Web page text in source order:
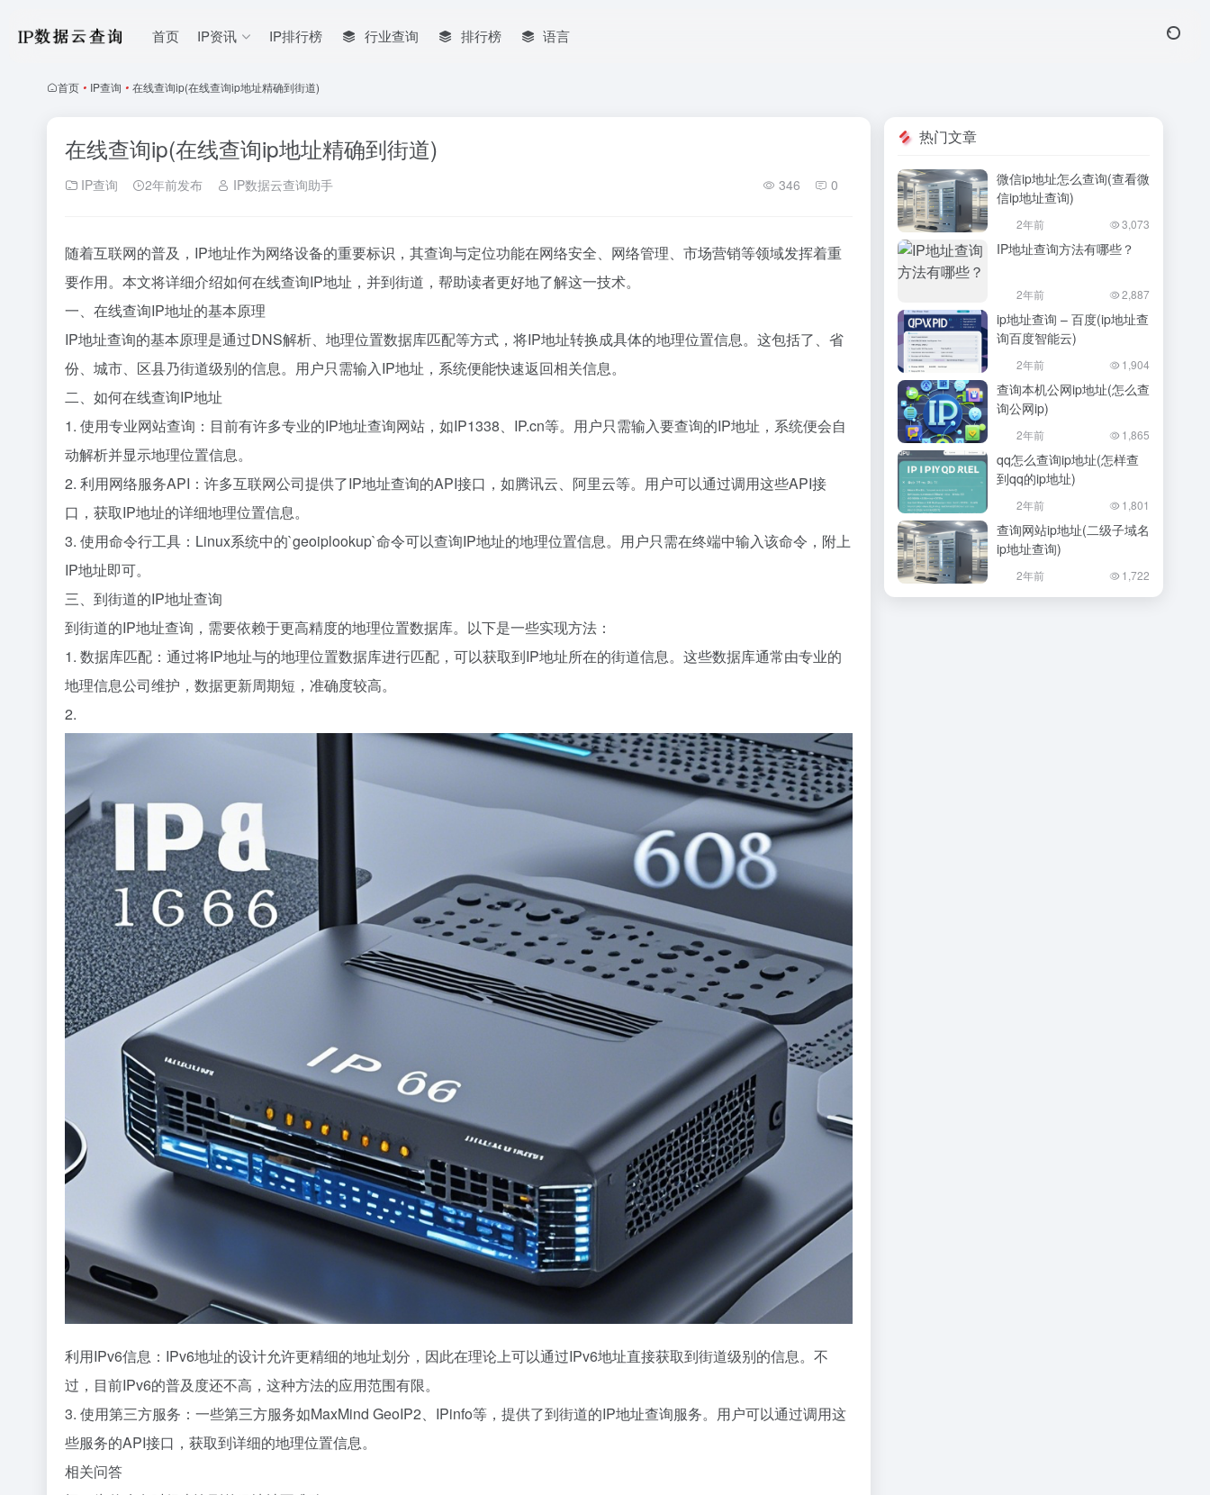
首页 IP资讯 IP排行榜 行业查询 排行榜 语言
首页 • IP查询 • 在线查询ip(在线查询ip地址精确到街道)
在线查询ip(在线查询ip地址精确到街道)
IP查询 2年前发布 IP数据云查询助手 346 0
随着互联网的普及，IP地址作为网络设备的重要标识，其查询与定位功能在网络安全、网络管理、市场营销等领域发挥着重
要作用。本文将详细介绍如何在线查询IP地址，并到街道，帮助读者更好地了解这一技术。
一、在线查询IP地址的基本原理
IP地址查询的基本原理是通过DNS解析、地理位置数据库匹配等方式，将IP地址转换成具体的地理位置信息。这包括了、省
份、城市、区县乃街道级别的信息。用户只需输入IP地址，系统便能快速返回相关信息。
二、如何在线查询IP地址
1. 使用专业网站查询：目前有许多专业的IP地址查询网站，如IP1338、IP.cn等。用户只需输入要查询的IP地址，系统便会自
动解析并显示地理位置信息。
2. 利用网络服务API：许多互联网公司提供了IP地址查询的API接口，如腾讯云、阿里云等。用户可以通过调用这些API接
口，获取IP地址的详细地理位置信息。
3. 使用命令行工具：Linux系统中的`geoiplookup`命令可以查询IP地址的地理位置信息。用户只需在终端中输入该命令，附上
IP地址即可。
三、到街道的IP地址查询
到街道的IP地址查询，需要依赖于更高精度的地理位置数据库。以下是一些实现方法：
1. 数据库匹配：通过将IP地址与的地理位置数据库进行匹配，可以获取到IP地址所在的街道信息。这些数据库通常由专业的
地理信息公司维护，数据更新周期短，准确度较高。
2.
利用IPv6信息：IPv6地址的设计允许更精细的地址划分，因此在理论上可以通过IPv6地址直接获取到街道级别的信息。不
过，目前IPv6的普及度还不高，这种方法的应用范围有限。
3. 使用第三方服务：一些第三方服务如MaxMind GeoIP2、IPinfo等，提供了到街道的IP地址查询服务。用户可以通过调用这
些服务的API接口，获取到详细的地理位置信息。
相关问答
热门文章
微信ip地址怎么查询(查看微
信ip地址查询)
2年前 3,073
IP地址查询方法有哪些？
2年前 2,887
ip地址查询 – 百度(ip地址查
询百度智能云)
2年前 1,904
查询本机公网ip地址(怎么查
询公网ip)
2年前 1,865
qq怎么查询ip地址(怎样查
到qq的ip地址)
2年前 1,801
查询网站ip地址(二级子域名
ip地址查询)
2年前 1,722